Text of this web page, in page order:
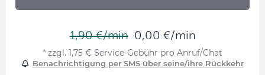
1,90 €/min 0,00 €/min
* zzgl. 1,75 € Service-Gebühr pro Anruf/Chat
Benachrichtigung per SMS über seine/ihre Rückkehr